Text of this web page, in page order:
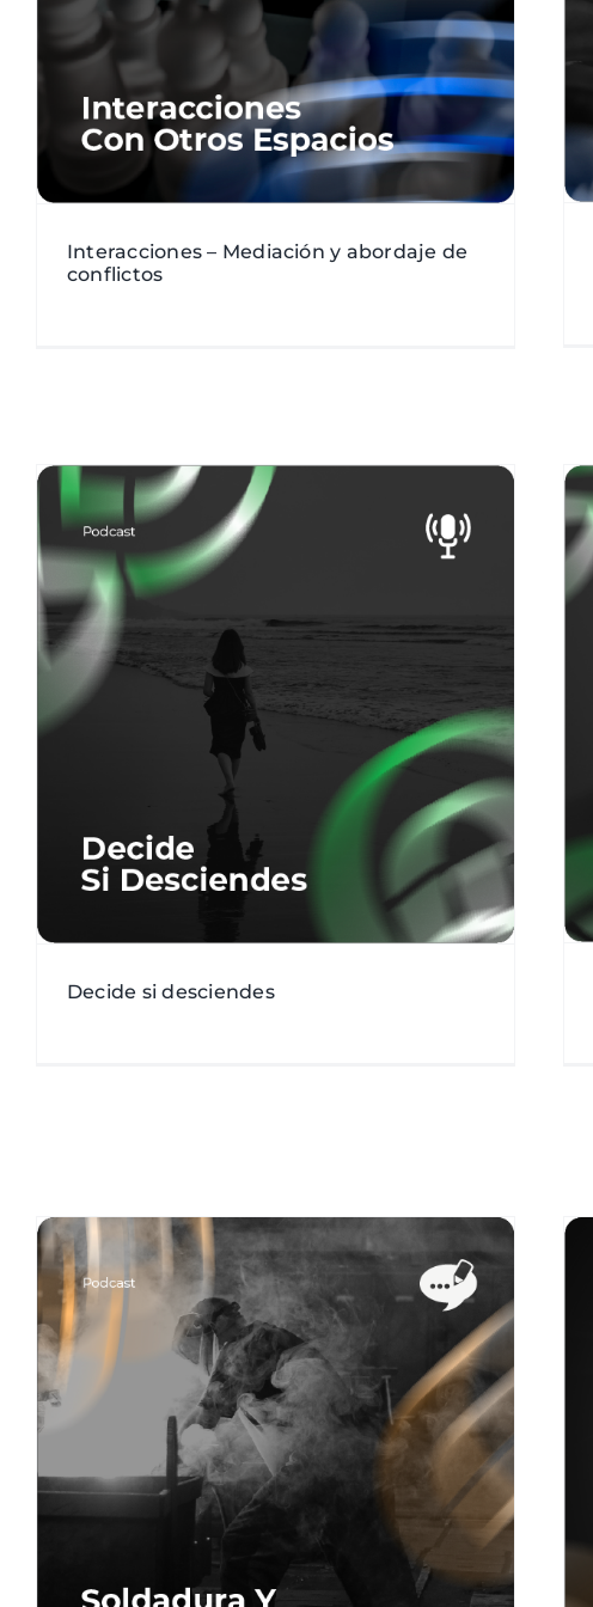
Interacciones – Mediación y abordaje de
conflictos
Área pública Conciencia Corporal
Interfase -
Entrevistas
Lógica Global Convergente Perspectiva
Biológica
Vídeos
Decide si desciendes
Análisis Transaccional: los impulsores
Análisis Transaccional año DESAFÍA - 2019 Área
pública
Gestión de relaciones Podcast
La memoria
Aprendizaje, Educación e Investigación Área
pública Blog Gestión de relaciones